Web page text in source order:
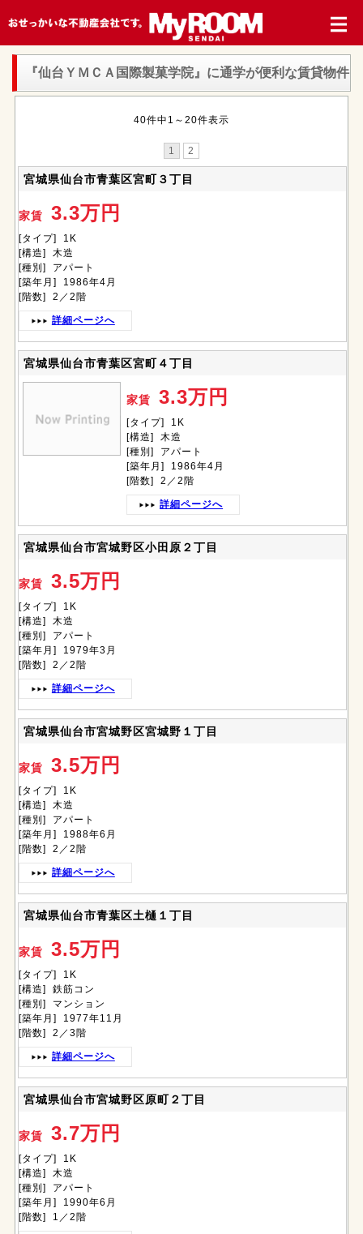
『仙台ＹＭＣＡ国際製菓学院』 に通学が便利な賃貸物件
40件中1～20件表示
1 2
宮城県仙台市青葉区宮町３丁目
家賃 3.3万円
[タイプ] 1K
[構造] 木造
[種別] アパート
[築年月] 1986年4月
[階数] 2／2階
詳細ページへ
宮城県仙台市青葉区宮町４丁目
家賃3.3万円
[タイプ] 1K
[構造] 木造
[種別] アパート
[築年月] 1986年4月
[階数] 2／2階
詳細ページへ
宮城県仙台市宮城野区小田原２丁目
家賃 3.5万円
[タイプ] 1K
[構造] 木造
[種別] アパート
[築年月] 1979年3月
[階数] 2／2階
詳細ページへ
宮城県仙台市宮城野区宮城野１丁目
家賃 3.5万円
[タイプ] 1K
[構造] 木造
[種別] アパート
[築年月] 1988年6月
[階数] 2／2階
詳細ページへ
宮城県仙台市青葉区土樋１丁目
家賃 3.5万円
[タイプ] 1K
[構造] 鉄筋コン
[種別] マンション
[築年月] 1977年11月
[階数] 2／3階
詳細ページへ
宮城県仙台市宮城野区原町２丁目
家賃 3.7万円
[タイプ] 1K
[構造] 木造
[種別] アパート
[築年月] 1990年6月
[階数] 1／2階